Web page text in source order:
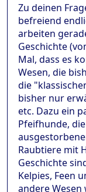
Zu deinen
befreiend
arbeiten
Geschichte
Mal, dass es
Wesen, die
die
bisher nur
etc. Dazu ein
Pfeifhunde,
Raubtiere mit
Geschichte
Kelpies, Feen
andere